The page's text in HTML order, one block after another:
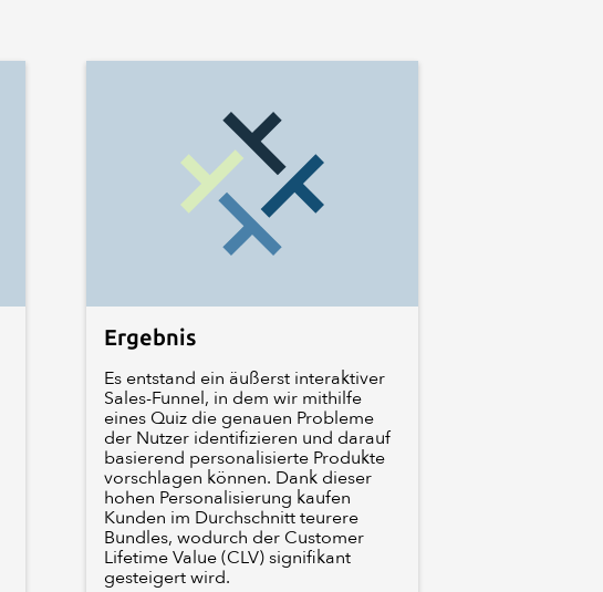
Ergebnis
Es entstand ein äußerst interaktiver
Sales-Funnel, in dem wir mithilfe
eines Quiz die genauen Probleme
der Nutzer identifizieren und darauf
basierend personalisierte Produkte
vorschlagen können. Dank dieser
hohen Personalisierung kaufen
Kunden im Durchschnitt teurere
Bundles, wodurch der Customer
Lifetime Value (CLV) signifikant
gesteigert wird.